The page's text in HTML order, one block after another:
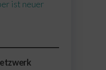
ist neuer